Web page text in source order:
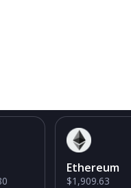
Ethereum
$1,909.63